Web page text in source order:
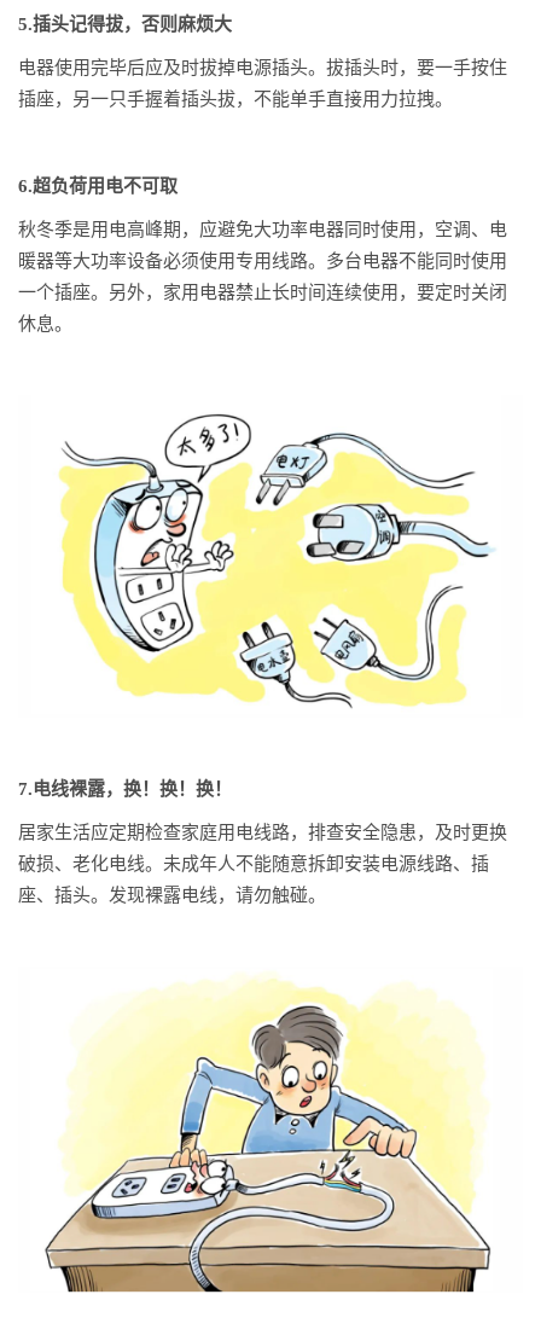
5.插头记得拔，否则麻烦大
电器使用完毕后应及时拔掉电源插头。拔插头时，要一手按住
插座，另一只手握着插头拔，不能单手直接用力拉拽。
6.超负荷用电不可取
秋冬季是用电高峰期，应避免大功率电器同时使用，空调、电
暖器等大功率设备必须使用专用线路。多台电器不能同时使用
一个插座。另外，家用电器禁止长时间连续使用，要定时关闭
休息。
7.电线裸露，换！换！换！
居家生活应定期检查家庭用电线路，排查安全隐患，及时更换
破损、老化电线。未成年人不能随意拆卸安装电源线路、插
座、插头。发现裸露电线，请勿触碰。